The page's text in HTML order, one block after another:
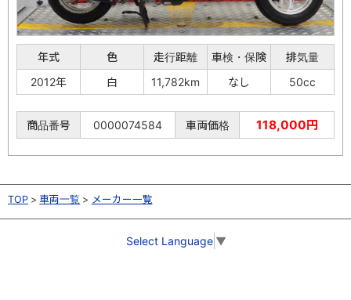
年式 色 走行距離 車検・保険
排気量
2012年
白 11,782km なし 50cc
商品番号 0000074584 車両価格 118,000円
TOP 車両一覧 メーカー一覧
Select Language ▼